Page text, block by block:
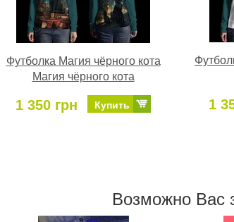
Футболка Магия чёрного кота
Магия чёрного кота
1 350 грн Купить 1
Возможно Ваc